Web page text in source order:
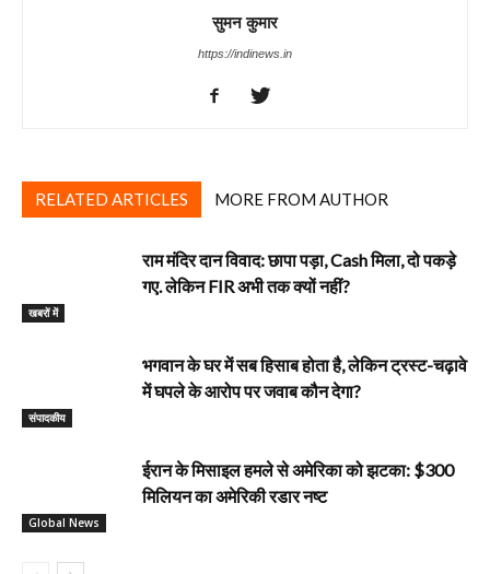
सुमन कुमार
https://indinews.in
RELATED ARTICLES MORE FROM AUTHOR
खबरों में
राम मंदिर दान विवाद: छापा पड़ा, Cash मिला, दो पकड़े
गए. लेकिन FIR अभी तक क्यों नहीं?
‎संपादकीय
भगवान के घर में सब हिसाब होता है, लेकिन ट्रस्ट-चढ़ावे
में घपले के आरोप पर जवाब कौन देगा?
Global News
ईरान के मिसाइल हमले से अमेरिका को झटका: $300
मिलियन का अमेरिकी रडार नष्ट